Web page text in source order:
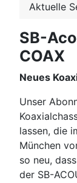
Aktuelle
SB-
COAX
Neues
Unser
lassen, die
München
so neu,
der SB-